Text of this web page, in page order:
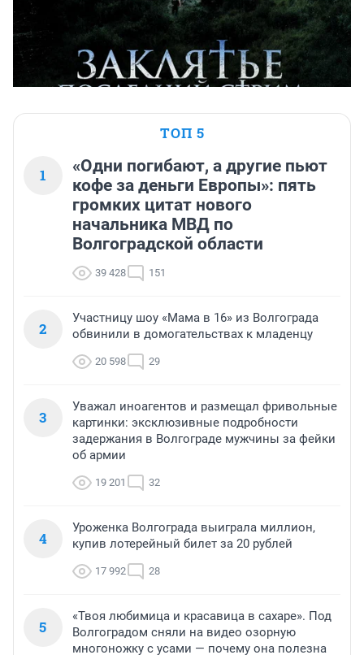
ТОП 5
1
«Одни погибают, а другие пьют
кофе за деньги Европы»: пять
громких цитат нового
начальника МВД по
Волгоградской области
39 428 151
2
Участницу шоу «Мама в 16» из Волгограда
обвинили в домогательствах к младенцу
20 598 29
3
Уважал иноагентов и размещал фривольные
картинки: эксклюзивные подробности
задержания в Волгограде мужчины за фейки
об армии
19 201 32
4
Уроженка Волгограда выиграла миллион,
купив лотерейный билет за 20 рублей
17 992 28
5
«Твоя любимица и красавица в сахаре». Под
Волгоградом сняли на видео озорную
многоножку с усами — почему она полезна